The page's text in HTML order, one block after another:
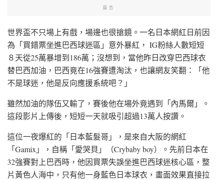
廣告
世界盃不只場上有戲，場邊也很搶鏡。一名日本網紅日前因
為「買錯票坐進巴西球迷區」意外暴紅， IG粉絲人數短短
８天從25萬暴增到186萬；沒想到，當他昨日改穿巴西球衣
替巴西加油，巴西竟在16強賽遭淘汰，也讓網友笑翻：「他
不是球迷，他是反向應援系統吧？」
雖然加油的隊伍又輸了，賽後他在場外竟遇到「內馬爾」。
這段影片上傳後，短短一天就吸引超過13萬人按讚。
這位一夜爆紅的「日本藍髮哥」，是來自大阪的網紅
「Gamix」，自稱「愛哭貝」（Crybaby boy）。先前日本在
32強賽對上巴西時，他因買票失誤坐進巴西球迷核心區，整
片黃色人海中，只有他一身藍色日本球衣，畫面效果直接拉